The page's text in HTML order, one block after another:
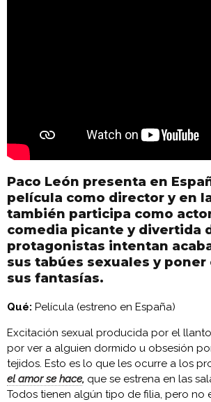
Paco León presenta en
película como director y en
también participa como
comedia picante y divertida
protagonistas intentan
sus tabúes sexuales y poner
sus fantasías.
Qué: Película (estreno en España)
Excitación sexual producida por el
por ver a alguien dormido u obsesión
tejidos. Esto es lo que les ocurre a los
el amor se hace, que se estrena en las
Todos tienen algún tipo de filia, pero no